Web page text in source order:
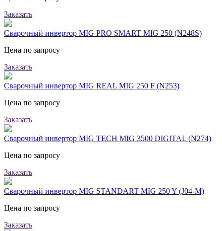
Заказать
Сварочный инвертор MIG PRO SMART MIG 250 (N248S)
Цена по запросу
Заказать
Сварочный инвертор MIG REAL MIG 250 F (N253)
Цена по запросу
Заказать
Сварочный инвертор MIG TECH MIG 3500 DIGITAL (N274)
Цена по запросу
Заказать
Сварочный инвертор MIG STANDART MIG 250 Y (J04-M)
Цена по запросу
Заказать